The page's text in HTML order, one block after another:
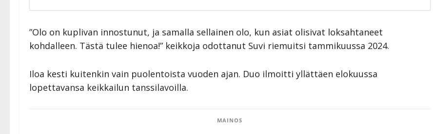
”Olo on kuplivan innostunut, ja samalla sellainen olo, kun asiat olisivat loksahtaneet
kohdalleen. Tästä tulee hienoa!” keikkoja odottanut Suvi riemuitsi tammikuussa 2024.
Iloa kesti kuitenkin vain puolentoista vuoden ajan. Duo ilmoitti yllättäen elokuussa
lopettavansa keikkailun tanssilavoilla.
MAINOS